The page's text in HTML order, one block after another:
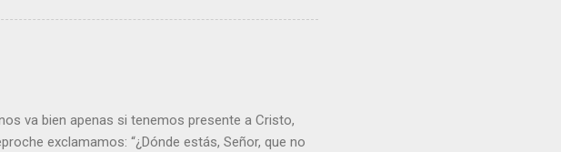
va bien apenas si tenemos presente a Cristo,
exclamamos: “¿Dónde estás, Señor, que no